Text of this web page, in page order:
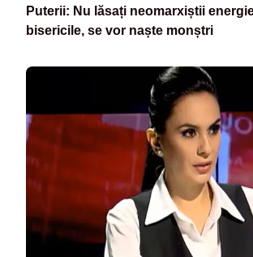
Puterii: Nu lăsați neomarxiștii
bisericile, se vor naște monștri